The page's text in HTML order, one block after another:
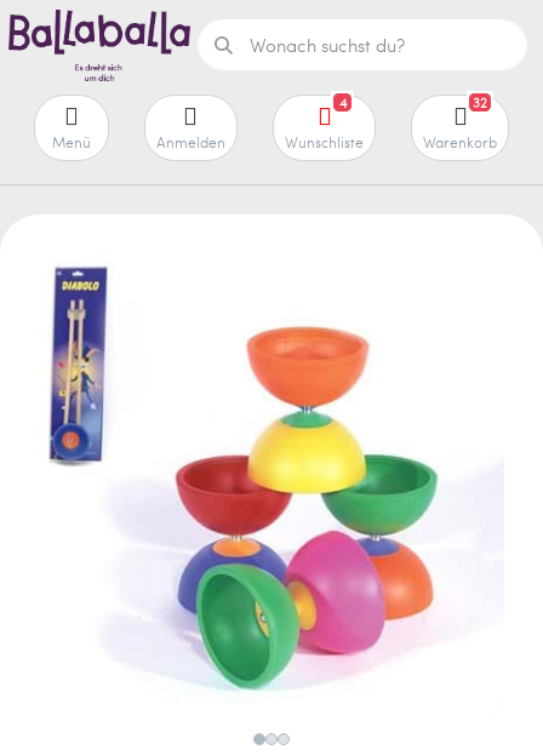
Menü Anmelden
4
Wunschliste
32
Warenkorb